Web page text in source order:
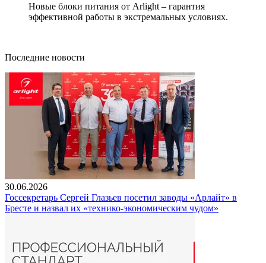
Новые блоки питания от Arlight – гарантия
эффективной работы в экстремальных условиях.
Последние новости
30.06.2026
Госсекретарь Сергей Глазьев посетил заводы «Арлайт» в
Бресте и назвал их «технико-экономическим чудом»